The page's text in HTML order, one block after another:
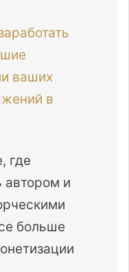
ваших
в
где
и
больше